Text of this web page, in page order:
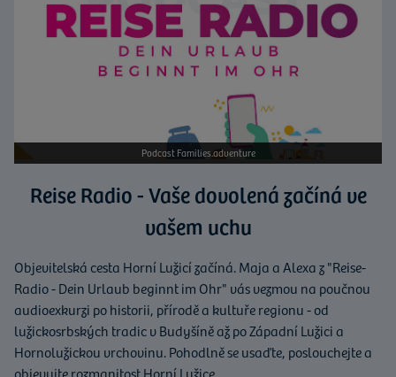
Podcast Families.adventure
Reise Radio - Vaše dovolená začíná ve
vašem uchu
Objevitelská cesta Horní Lužicí začíná. Maja a Alexa z "Reise-
Radio - Dein Urlaub beginnt im Ohr" vás vezmou na poučnou
audioexkurzi po historii, přírodě a kultuře regionu - od
lužickosrbských tradic v Budyšíně až po Západní Lužici a
Hornolužickou vrchovinu. Pohodlně se usaďte, poslouchejte a
objevujte rozmanitost Horní Lužice.